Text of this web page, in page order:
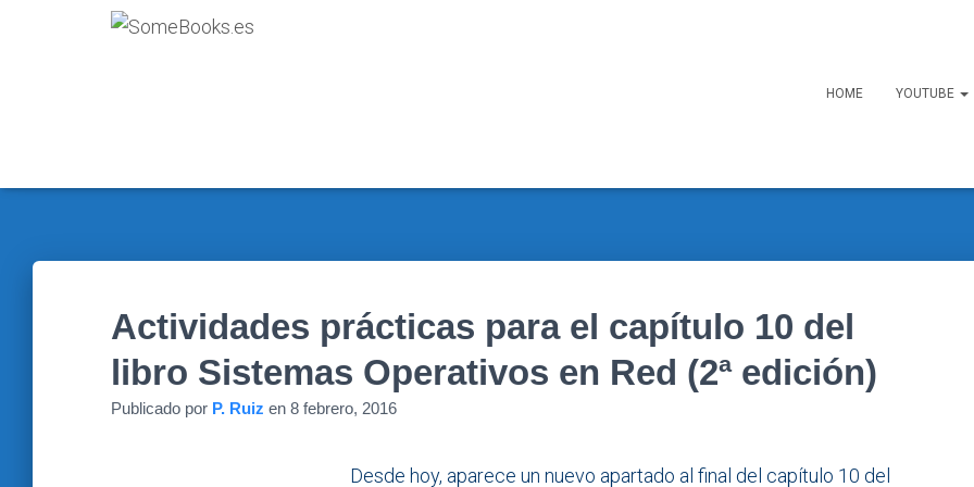
HOME YOUTUBE
Actividades prácticas para el capítulo 10 del
libro Sistemas Operativos en Red (2ª edición)
Publicado por P. Ruiz en 8 febrero, 2016
Desde hoy, aparece un nuevo apartado al final del capítulo 10 del